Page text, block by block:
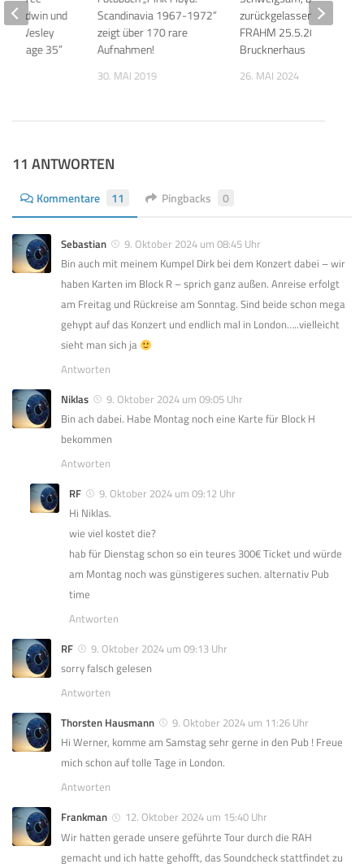
Scandinavia 1967-1972“
zeigt über 170 rare
Aufnahmen!
30. MAI 2019
zurückgelassen: NILS
FRAHM 25.5.2024 Linz,
Brucknerhaus
26. MAI 2024
Edwin und
Wesley
35”
11 ANTWORTEN
Kommentare 11 Pingbacks 0
Sebastian
9. Oktober 2024 um 08:45 Uhr
Bin auch mit meinem Kumpel Dirk bei dem Konzert dabei – wir
haben Karten im Block R – sprich ganz außen. Anreise erfolgt
am Freitag und Rückreise am Sonntag. Sind beide schon mega
gehypt auf das Konzert und endlich mal in London…..vielleicht
sieht man sich ja
Antworten
Niklas
9. Oktober 2024 um 09:05 Uhr
Bin ach dabei. Habe Montag noch eine Karte für Block H
bekommen
Antworten
RF
9. Oktober 2024 um 09:12 Uhr
Hi Niklas.
wie viel kostet die?
hab für Dienstag schon so ein teures 300€ Ticket und würde
am Montag noch was günstigeres suchen. alternativ Pub
time
Antworten
RF
9. Oktober 2024 um 09:13 Uhr
sorry falsch gelesen
Antworten
Thorsten Hausmann
9. Oktober 2024 um 11:26 Uhr
Hi Werner, komme am Samstag sehr gerne in den Pub ! Freue
mich schon auf tolle Tage in London.
Antworten
Frankman
12. Oktober 2024 um 15:40 Uhr
Wir hatten gerade unsere geführte Tour durch die RAH
gemacht und ich hatte gehofft, das Soundcheck stattfindet zu